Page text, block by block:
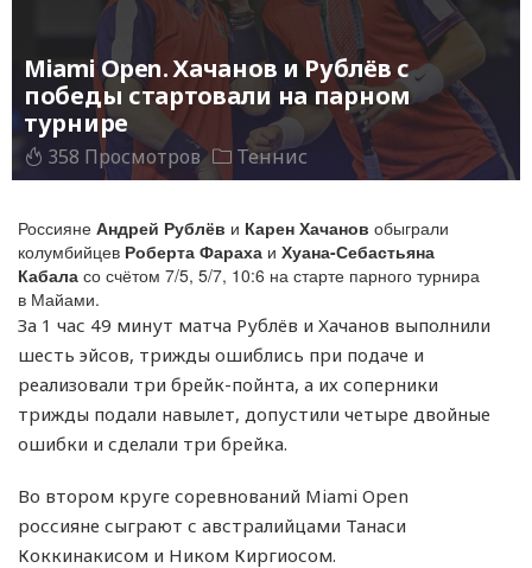
Miami Open. Хачанов и Рублёв с
победы стартовали на парном
турнире
358 Просмотров Теннис
Россияне Андрей Рублёв и Карен Хачанов обыграли
колумбийцев Роберта Фараха и Хуана-Себастьяна
Кабала со счётом 7/5, 5/7, 10:6 на старте парного турнира
в Майами.
За 1 час 49 минут матча Рублёв и Хачанов выполнили
шесть эйсов, трижды ошиблись при подаче и
реализовали три брейк-пойнта, а их соперники
трижды подали навылет, допустили четыре двойные
ошибки и сделали три брейка.
Во втором круге соревнований Miami Open
россияне сыграют с австралийцами Танаси
Коккинакисом и Ником Киргиосом.